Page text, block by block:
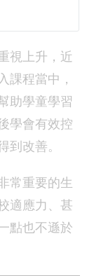
視上升，近
課程當中，
助學童學習
學會有效控
到改善。
常重要的生
適應力、甚
點也不遜於